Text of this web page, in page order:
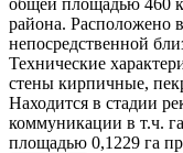
общей площадью 460
района. Расположено
непосредственной
Технические
стены кирпичные,
Находится в стадии
коммуникации в т.ч.
площадью 0,1229 га